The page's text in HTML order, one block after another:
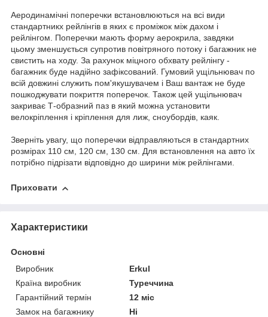
Аеродинамічні поперечки встановлюються на всі види
стандартникх рейлінгів в яких є проміжок між дахом і
рейлінгом. Поперечки мають форму аерокрила, завдяки
цьому зменшується супротив повітряного потоку і багажник не
свистить на ходу. За рахунок міцного обхвату рейлінгу -
багажник буде надійно зафіксований. Гумовий ущільнювач по
всій довжині служить пом'якушувачем і Ваш вантаж не буде
пошкоджувати покриття поперечок. Також цей ущільнювач
закриває Т-образний паз в який можна установити
велокріплення і кріплення для лиж, сноубордів, каяк.
Зверніть увагу, що поперечки відправляються в стандартних
розмірах 110 см, 120 см, 130 см. Для встановлення на авто їх
потрібно підрізати відповідно до ширини між рейлінгами.
Приховати
Характеристики
Основні
Виробник
Erkul
Країна виробник
Туреччина
Гарантійний термін
12 міс
Замок на багажнику
Ні